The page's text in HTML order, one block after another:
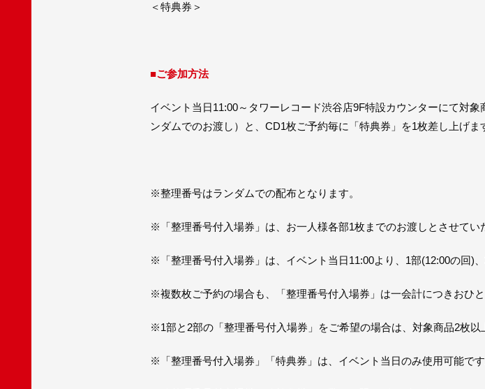
＜特典券＞
■ご参加方法
イベント当日11:00～タワーレコード渋谷店9F特設カウンターにて対
ンダムでのお渡し）と、CD1枚ご予約毎に「特典券」を1枚差し上げま
※整理番号はランダムでの配布となります。
※「整理番号付入場券」は、お一人様各部1枚までのお渡しとさせてい
※「整理番号付入場券」は、イベント当日11:00より、1部(12:00の回)
※複数枚ご予約の場合も、「整理番号付入場券」は一会計につきおひ
※1部と2部の「整理番号付入場券」をご希望の場合は、対象商品2枚以
※「整理番号付入場券」「特典券」は、イベント当日のみ使用可能です